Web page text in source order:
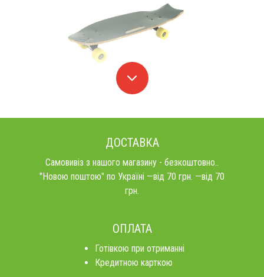
ДОСТАВКА
Самовивіз з нашого магазину - безкоштовно..
"Новою поштою" по Україні —від 70 грн. —від 70
грн.
ОПЛАТА
Готівкою при отриманні
Кредитною карткою